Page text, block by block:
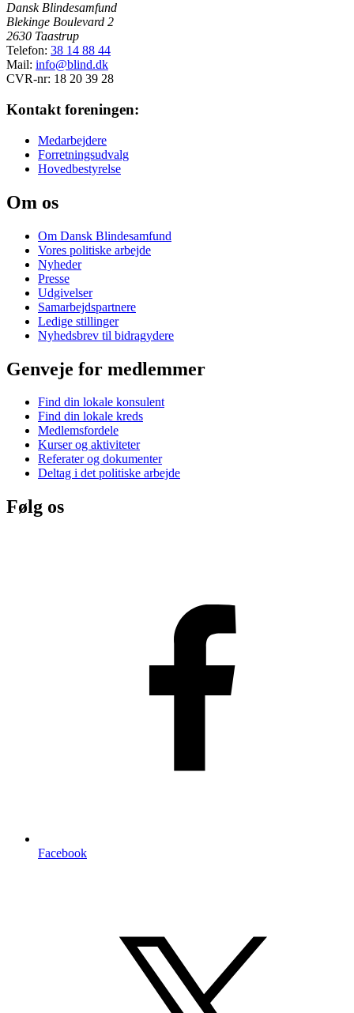
Dansk Blindesamfund
Blekinge Boulevard 2
2630 Taastrup
Telefon: 38 14 88 44
Mail: info@blind.dk
CVR-nr: 18 20 39 28
Kontakt foreningen:
Medarbejdere
Forretningsudvalg
Hovedbestyrelse
Om os
Om Dansk Blindesamfund
Vores politiske arbejde
Nyheder
Presse
Udgivelser
Samarbejdspartnere
Ledige stillinger
Nyhedsbrev til bidragydere
Genveje for medlemmer
Find din lokale konsulent
Find din lokale kreds
Medlemsfordele
Kurser og aktiviteter
Referater og dokumenter
Deltag i det politiske arbejde
Følg os
Facebook